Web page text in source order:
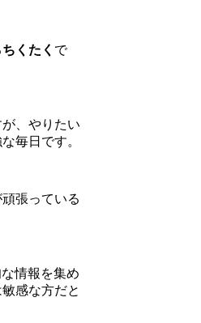
ちくたく で
、やりたい
毎日です。
張っている
情報を集め
感な方だと